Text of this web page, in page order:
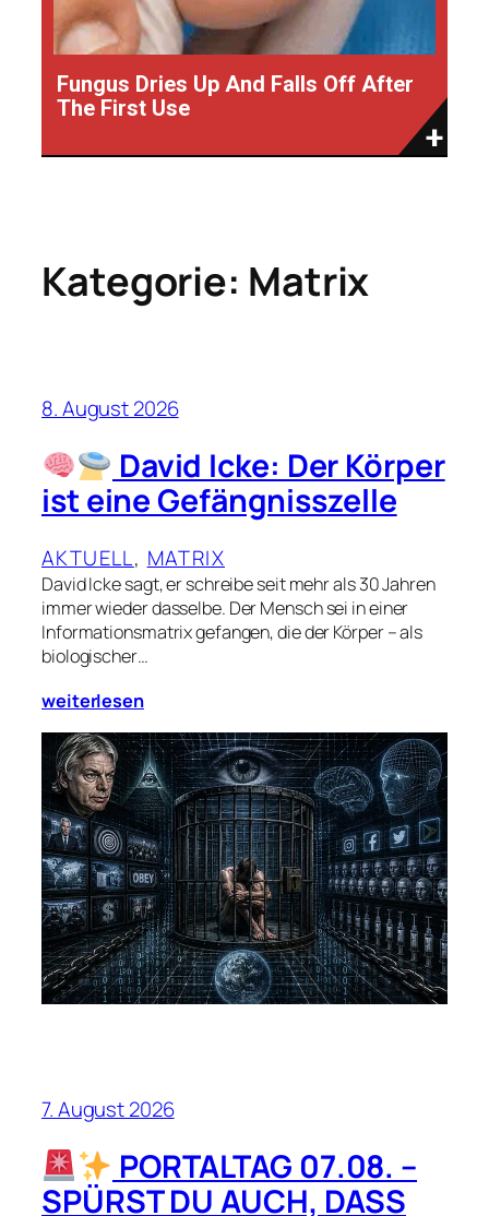
Fungus Dries Up And Falls Off After
The First Use
Kategorie: Matrix
8. August 2026
David Icke: Der Körper
ist eine Gefängnisszelle
AKTUELL, MATRIX
David Icke sagt, er schreibe seit mehr als 30 Jahren
immer wieder dasselbe. Der Mensch sei in einer
Informationsmatrix gefangen, die der Körper – als
biologischer…
weiterlesen
7. August 2026
PORTALTAG 07.08. –
SPÜRST DU AUCH, DASS